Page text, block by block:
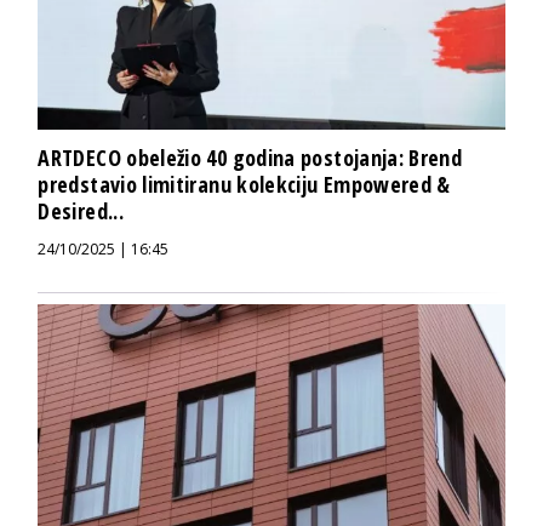
ARTDECO obeležio 40 godina postojanja: Brend
predstavio limitiranu kolekciju Empowered &
Desired...
24/10/2025 | 16:45